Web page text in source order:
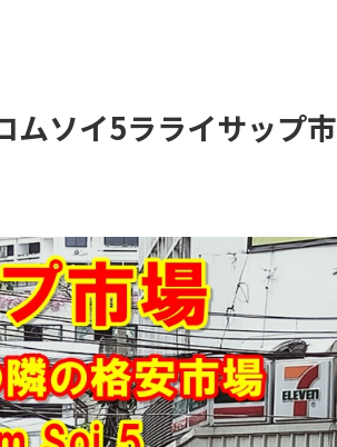
ムソイ5ラライサップ市